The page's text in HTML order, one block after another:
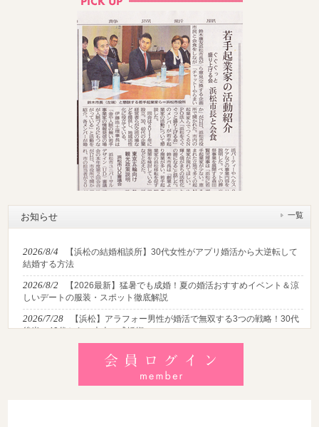
お知らせ 一覧
2026/8/4
【浜松の結婚相談所】30代女性がアプリ婚活から大逆転して
結婚する方法
2026/8/2
【2026最新】猛暑でも成婚！夏の婚活おすすめイベント＆涼
しいデートの服装・スポット徹底解説
2026/7/28
【浜松】アラフォー男性が婚活で無双する3つの戦略！30代
後半・40代からの大人の成婚術
【浜松】30代・40代男性で「モテない男」の共通点とは？
地元の婚活女子が避けるNGな特徴3選
【共感必至】浜松の婚活あるある7選！20代・30代・40代の